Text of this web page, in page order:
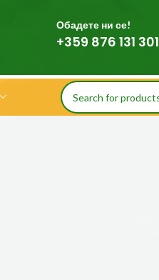
Обадете ни се!
+359 876 131 301